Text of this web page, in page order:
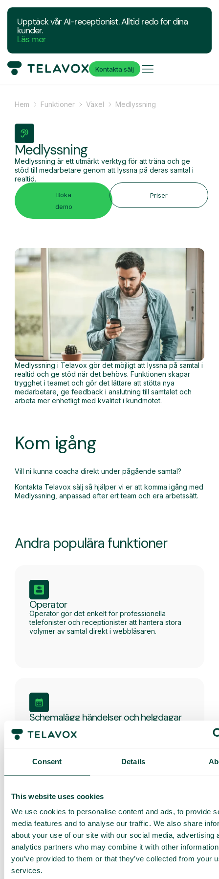
Consent Details
This website uses cookies
We use cookies to personalise content and ads, to provide
media features and to analyse our traffic. We also share
about your use of our site with our social media, advertising
analytics partners who may combine it with other
you’ve provided to them or that they’ve collected from your
services.
Upptäck vår AI-receptionist. Alltid redo för dina
kunder.
Läs mer
Kontakta sälj
Hem Funktioner Växel Medlyssning
Medlyssning
Medlyssning är ett utmärkt verktyg för att träna och ge
stöd till medarbetare genom att lyssna på deras samtal i
realtid.
Boka
demo
Priser
Medlyssning i Telavox gör det möjligt att lyssna på samtal i
realtid och ge stöd när det behövs. Funktionen skapar
trygghet i teamet och gör det lättare att stötta nya
medarbetare, ge feedback i anslutning till samtalet och
arbeta mer enhetligt med kvalitet i kundmötet.
Kom igång
Vill ni kunna coacha direkt under pågående samtal?
Kontakta Telavox sälj så hjälper vi er att komma igång med
Medlyssning, anpassad efter ert team och era arbetssätt.
Andra populära funktioner
Operator
Operator gör det enkelt för professionella
telefonister och receptionister att hantera stora
volymer av samtal direkt i webbläsaren.
Schemalägg händelser och helgdagar
röda dagar, semesterperioder och andra
börjar.
SMS to Caller
Gör det enkelt att hålla kunderna informerade via
SMS före, under eller efter ett inkommande
samtal.